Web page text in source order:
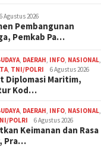
6 Agustus 2026
Pembangunan
Pemkab Pa…
, DAERAH, INFO, NASIONAL,
, TNI/POLRI 6 Agustus 2026
Diplomasi Maritim,
Kod…
, DAERAH, INFO, NASIONAL,
POLRI 6 Agustus 2026
Keimanan dan Rasa
Pra…